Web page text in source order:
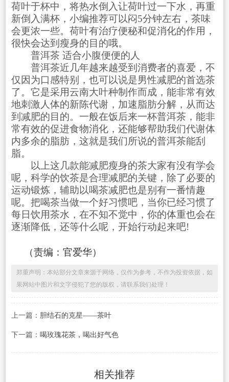
荷叶于杯中，将热水倒入让荷叶过一下水，再重
新倒入满杯，小编推荐可以闷5分钟左右，茶味
会更浓一些。荷叶有治疗便秘和促消化的作用，
很快会达到瘦身的目的哦。
普洱茶 适合小腹便便的人
普洱茶近几年越来越受到消费者的喜爱，不
仅因为口感特别，也可以说是男性减肥的首选茶
了。它是采用云南大叶种制作而成，能非常有效
地刺激人体的新陈代谢，加速脂肪分解，从而达
到减肥的目的。一般在饭后来一杯普洱茶，能非
常有效的促进食物消化，还能够帮助我们代谢体
内多余的脂肪，这就是我们所说的普洱茶能刮
脂。
以上这几款能减肥瘦身的茶大家有没有学会
呢，科学的饮茶是合理减肥的关键，除了必要的
运动锻炼，辅助以喝茶减肥也是别有一番情趣
呢。把喝茶当做一个好习惯吧，当你已经习惯了
每日饮用茶水，在不知不觉中，你的体重也会在
逐渐降低，还等什么呢，开始行动起来吧!
（责编：官爱华）
郑重声明：本站部分文章来源于网络，仅作为参考，不作为投资依据，如
果网站中图片和文字侵犯了您的版权，请联系我们处理！
上一篇： 胆结石的克星——茶叶
下一篇： 喝玫瑰花茶，喝出好气色
相关推荐